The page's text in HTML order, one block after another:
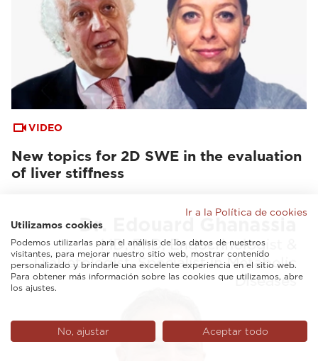
VIDEO
New topics for 2D SWE in the evaluation
of liver stiffness
Ir a la Política de cookies
Utilizamos cookies
Podemos utilizarlas para el análisis de los datos de nuestros
visitantes, para mejorar nuestro sitio web, mostrar contenido
personalizado y brindarle una excelente experiencia en el sitio web.
Para obtener más información sobre las cookies que utilizamos, abre
los ajustes.
No, ajustar Aceptar todo